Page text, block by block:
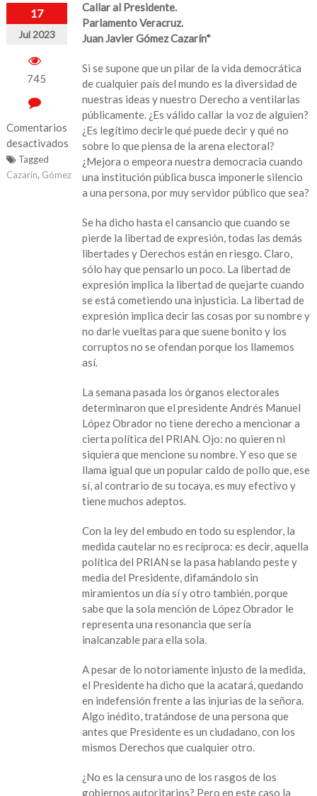
17
Jul 2023
745
Comentarios
desactivados
en
Callar
Callar al Presidente.
Parlamento Veracruz.
Juan Javier Gómez Cazarín*
Si se supone que un pilar de la vida democrática
de cualquier país del mundo es la diversidad de
nuestras ideas y nuestro Derecho a ventilarlas
públicamente. ¿Es válido callar la voz de alguien?
¿Es legítimo decirle qué puede decir y qué no
sobre lo que piensa de la arena electoral?
¿Mejora o empeora nuestra democracia cuando
una institución pública busca imponerle silencio
a una persona, por muy servidor público que sea?
Se ha dicho hasta el cansancio que cuando se
pierde la libertad de expresión, todas las demás
libertades y Derechos están en riesgo. Claro,
sólo hay que pensarlo un poco. La libertad de
expresión implica la libertad de quejarte cuando
se está cometiendo una injusticia. La libertad de
expresión implica decir las cosas por su nombre y
no darle vueltas para que suene bonito y los
corruptos no se ofendan porque los llamemos
así.
La semana pasada los órganos electorales
determinaron que el presidente Andrés Manuel
López Obrador no tiene derecho a mencionar a
cierta política del PRIAN. Ojo: no quieren ni
siquiera que mencione su nombre. Y eso que se
llama igual que un popular caldo de pollo que, ese
sí, al contrario de su tocaya, es muy efectivo y
tiene muchos adeptos.
Con la ley del embudo en todo su esplendor, la
medida cautelar no es recíproca: es decir, aquella
política del PRIAN se la pasa hablando peste y
media del Presidente, difamándolo sin
miramientos un día sí y otro también, porque
sabe que la sola mención de López Obrador le
representa una resonancia que sería
inalcanzable para ella sola.
A pesar de lo notoriamente injusto de la medida,
el Presidente ha dicho que la acatará, quedando
en indefensión frente a las injurias de la señora.
Algo inédito, tratándose de una persona que
antes que Presidente es un ciudadano, con los
mismos Derechos que cualquier otro.
¿No es la censura uno de los rasgos de los
gobiernos autoritarios? Pero en este caso la
Tagged
Cazarín, Gómez